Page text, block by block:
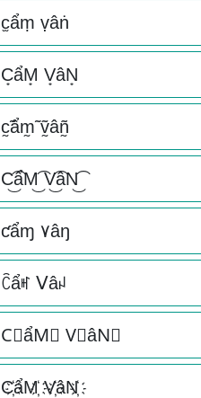
c̫ẩṃ ṿâṅ
C͙ẩM͙ V͙âN͙
c̰̃ẩm̰̃ ṽ̰âñ̰
C͜͡ẩM͜͡ V͜͡âN͜͡
ƈẩɱ ۷âŋ
ꉓẩꎭ ᐯâꈤ
C⃟ẩM⃟ V⃟âN⃟
C҉ẩM҉ V҉âN҉